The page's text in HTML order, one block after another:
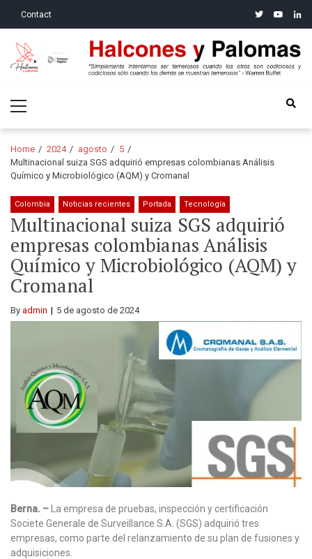
Contact twitteryoutube
Halcones y Palomas
Menu
Home 2024 agosto
5
Multinacional suiza SGS adquirió empresas colombianas Análisis
Químico y Microbiológico (AQM) y Cromanal
Colombia Noticias recientes Portada Tecnología
Multinacional suiza SGS adquirió
empresas colombianas Análisis
Químico y Microbiológico (AQM) y
Cromanal
By admin 5 de agosto de 2024
Berna. – La empresa de pruebas, inspección y certificación
Societe Generale de Surveillance S.A. (SGS) adquirió tres
empresas, como parte del relanzamiento de su plan de fusiones y
adquisiciones.